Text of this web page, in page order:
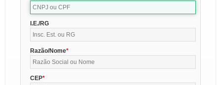
I.E./RG
Razão/Nome
CEP